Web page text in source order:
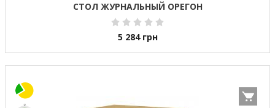
СТОЛ ЖУРНАЛЬНЫЙ ОРЕГОН
5 284 грн